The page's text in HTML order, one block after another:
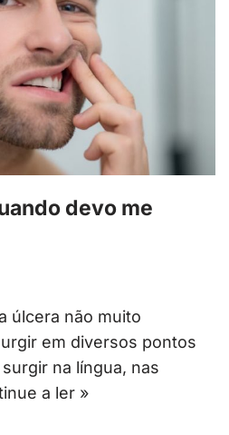
devo me
úlcera não muito
em diversos pontos
na língua, nas
a ler »